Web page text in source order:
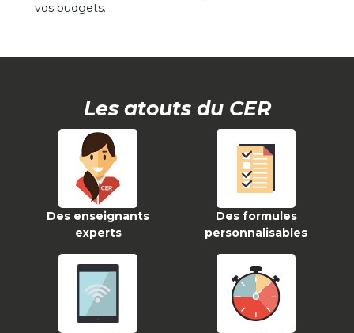
vos budgets.
Les atouts du CER
Des enseignants
experts
Des formules
personnalisables